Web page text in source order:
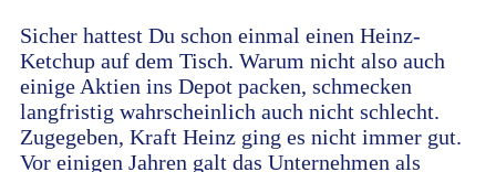
Sicher hattest Du schon einmal einen Heinz-
Ketchup auf dem Tisch. Warum nicht also auch
einige Aktien ins Depot packen, schmecken
langfristig wahrscheinlich auch nicht schlecht.
Zugegeben, Kraft Heinz ging es nicht immer gut.
Vor einigen Jahren galt das Unternehmen als